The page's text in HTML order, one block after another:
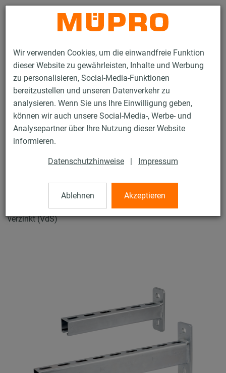
Wir verwenden Cookies, um die einwandfreie Funktion
dieser Website zu gewährleisten, Inhalte und Werbung
zu personalisieren, Social-Media-Funktionen
bereitzustellen und unseren Datenverkehr zu
analysieren. Wenn Sie uns Ihre Einwilligung geben,
können wir auch unsere Social-Media-, Werbe- und
Analysepartner über Ihre Nutzung dieser Website
informieren.
Datenschutzhinweise | Impressum
Ablehnen Akzeptieren
Kontakt
Produkte Befestigungstechnik
Installationsschienen
MPR-Schienenkonsolen
MPR-Schienenkonsolen
MPR-Schienenkonsole-BV 41/41/2,5, Länge: 300 mm,
verzinkt (VdS)